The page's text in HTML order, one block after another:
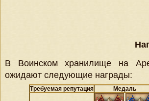
В Воинском хранилище на
ожидают следующие награды:
Требуемая репутация Медаль